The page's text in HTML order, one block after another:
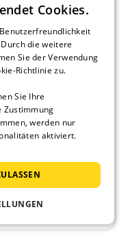
14 km von Massa Marittima
Personen
Cookies.
die weitere
Sie der Verwendung
Richtlinie zu.
Sie Ihre
Zustimmung
werden nur
aktiviert.